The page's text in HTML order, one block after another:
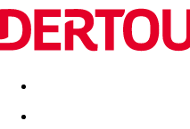
Destinatii Vacanta perfecta